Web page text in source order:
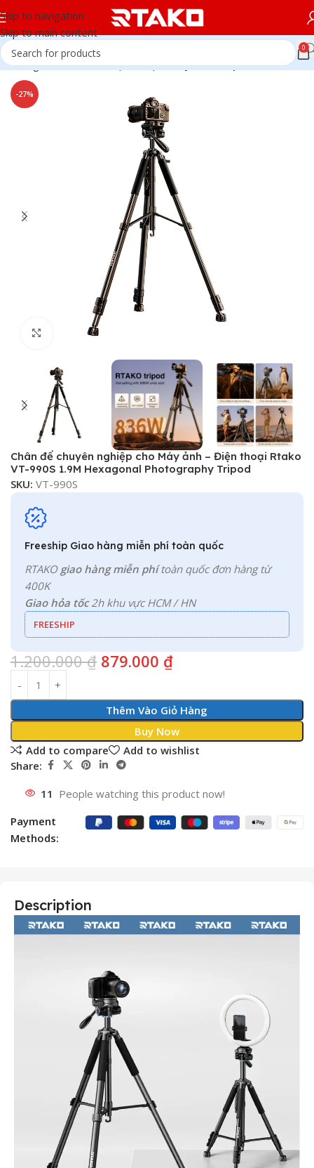
Skip to navigation
Skip to main content
0
Trang chủ Chân đế Điện thoại - Máy ảnh (Tripod)
-27%
Click to enlarge
Chân đế chuyên nghiệp cho Máy ảnh – Điện thoại Rtako
VT-990S 1.9M Hexagonal Photography Tripod
SKU: VT-990S
Freeship Giao hàng miễn phí toàn quốc
RTAKO giao hàng miễn phítoàn quốc đơn hàng từ
400K
Giao hỏa tốc2h khu vực HCM / HN
FREESHIP
1.200.000₫ 879.000 ₫
Thêm Vào Giỏ Hàng
Buy Now
Add to compare
Add to wishlist
Share:
11 People watching this product now!
Payment
Methods:
Description